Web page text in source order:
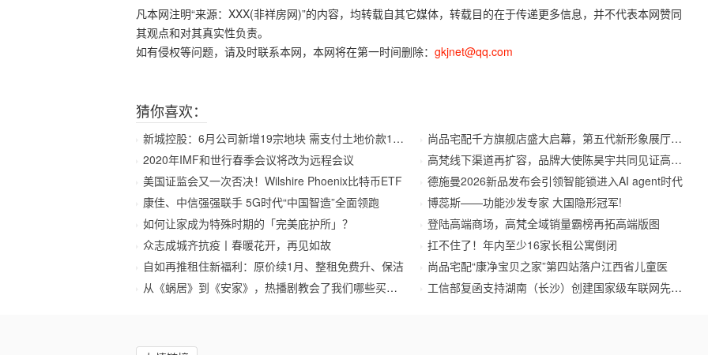
凡本网注明“来源：XXX(非祥房网)”的内容，均转载自其它媒体，转载目的在于传递更多信息，并不代表本网赞同
其观点和对其真实性负责。
如有侵权等问题，请及时联系本网，本网将在第一时间删除： gkjnet@qq.com
猜你喜欢：
新城控股：6月公司新增19宗地块 需支付土地价款173.
2020年IMF和世行春季会议将改为远程会议
美国证监会又一次否决！Wilshire Phoenix比特币ETF
康佳、中信强强联手 5G时代“中国智造”全面领跑
如何让家成为特殊时期的「完美庇护所」？
众志成城齐抗疫丨春暖花开，再见如故
自如再推租住新福利：原价续1月、整租免费升、保洁
从《蜗居》到《安家》，热播剧教会了我们哪些买房真
尚品宅配千方旗舰店盛大启幕，第五代新形象展厅首秀
高梵线下渠道再扩容，品牌大使陈昊宇共同见证高端鹅
德施曼2026新品发布会引领智能锁进入AI agent时代
博蕊斯——功能沙发专家 大国隐形冠军!
登陆高端商场，高梵全域销量霸榜再拓高端版图
扛不住了！年内至少16家长租公寓倒闭
尚品宅配“康净宝贝之家”第四站落户江西省儿童医
工信部复函支持湖南（长沙）创建国家级车联网先导区